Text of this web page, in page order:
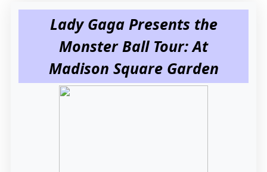
Lady Gaga Presents the
Monster Ball Tour: At
Madison Square Garden